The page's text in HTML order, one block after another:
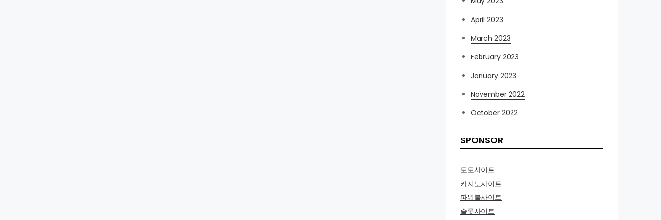
April 2023
March 2023
February 2023
January 2023
November 2022
October 2022
SPONSOR
토토사이트
카지노사이트
파워볼사이트
슬롯사이트